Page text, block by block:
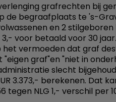
grafrechten bij
de begraafplaats te 's-
en 2
3,- voor betaald voor 30
het vermoeden dat graf
graf"en "niet in
slecht
3.373,- berekenen. Dat
tegen NLG 1,- verschil per